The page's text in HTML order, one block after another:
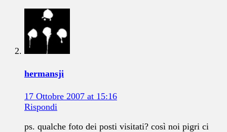
hermansji
17 Ottobre 2007 at 15:16
Rispondi
ps. qualche foto dei posti visitati? così noi pigri ci